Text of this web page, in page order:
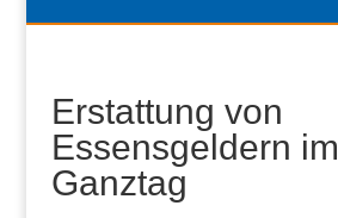
Erstattung von
Essensgeldern im
Ganztag